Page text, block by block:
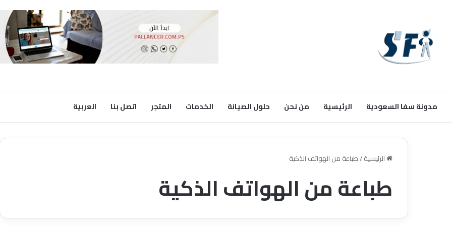
مدونة سفا السعودية الرئيسية من نحن حلول الصيانة الخدمات المتجر اتصل بنا العربية
الرئيسية/طباعة من الهواتف الذكية
طباعة من الهواتف الذكية